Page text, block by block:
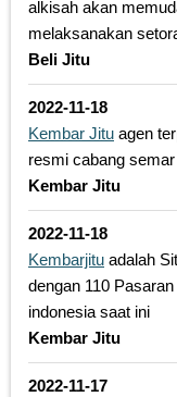
alkisah akan
melaksanakan
Beli Jitu
2022-11-18
Kembar Jitu agen
resmi cabang
Kembar Jitu
2022-11-18
Kembarjitu adalah
dengan 110
indonesia saat ini
Kembar Jitu
2022-11-17